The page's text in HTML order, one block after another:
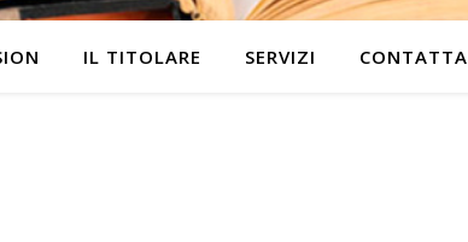
IL TITOLARE SERVIZI